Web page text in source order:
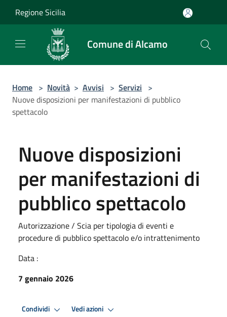
Regione Sicilia
Comune di Alcamo
Home > Novità > Avvisi > Servizi >
Nuove disposizioni per manifestazioni di pubblico
spettacolo
Nuove disposizioni
per manifestazioni di
pubblico spettacolo
Autorizzazione / Scia per tipologia di eventi e
procedure di pubblico spettacolo e/o intrattenimento
Data :
7 gennaio 2026
Condividi Vedi azioni